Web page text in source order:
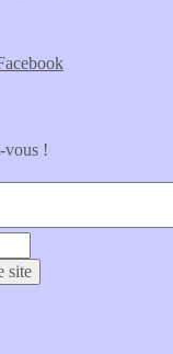
vous !